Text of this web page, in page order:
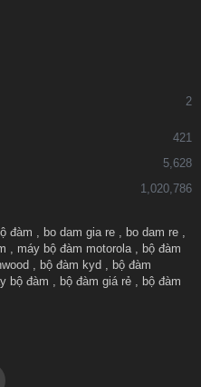
2
421
5,628
1,020,786
đàm , bo dam gia re , bo dam re ,
, máy bộ đàm motorola, bộ đàm
, bộ đàm kyd , bộ đàm
bộ đàm , bộ đàm giá rẻ , bộ đàm